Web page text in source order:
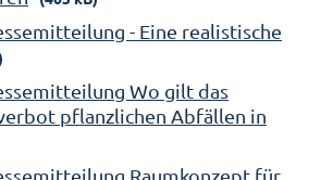
- Eine realistische
Wo gilt das
pflanzlichen Abfällen in
Raumkonzept für